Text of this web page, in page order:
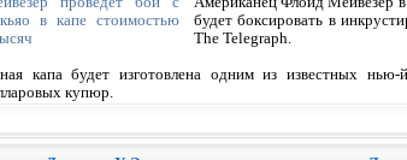
будет боксировать в
The Telegraph.
капа будет изготовлена одним из известных
купюр.